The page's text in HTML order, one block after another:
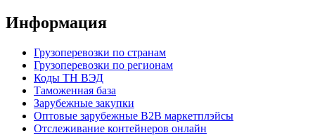
Информация
Грузоперевозки по странам
Грузоперевозки по регионам
Коды ТН ВЭД
Таможенная база
Зарубежные закупки
Оптовые зарубежные B2B маркетплэйсы
Отслеживание контейнеров онлайн